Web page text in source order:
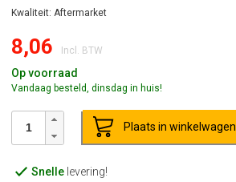
Kwaliteit: Aftermarket
8,06 Incl. BTW
Op voorraad
Vandaag besteld, dinsdag in huis!
Plaats in winkelwagen
Snellelevering!